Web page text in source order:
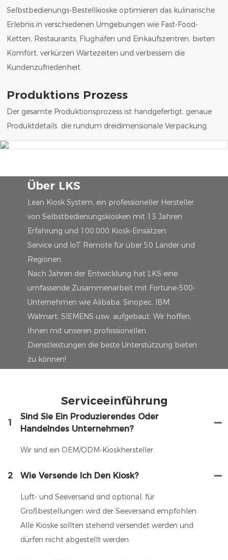
Selbstbedienungs-Bestellkioske optimieren das kulinarische
Erlebnis in verschiedenen Umgebungen wie Fast-Food-
Ketten, Restaurants, Flughäfen und Einkaufszentren, bieten
Komfort, verkürzen Wartezeiten und verbessern die
Kundenzufriedenheit.
Produktions Prozess
Der gesamte Produktionsprozess ist handgefertigt, genaue
Produktdetails die rundum dreidimensionale Verpackung.
Über LKS
Lean Kiosk System, ein professioneller Hersteller
von Selbstbedienungskiosken mit 13 Jahren
Erfahrung und 100.000 Kiosk-Einsätzen
Service und IoT Remote für über 50 Länder und
Regionen.
Nach Jahren der Entwicklung hat LKS eine
umfassende Zusammenarbeit mit Fortune-500-
Unternehmen wie Alibaba, Sinopec, IBM,
Walmart, SIEMENS usw. aufgebaut. Wir hoffen,
Ihnen mit unseren professionellen
Dienstleistungen die beste Unterstützung bieten
zu können!
Serviceeinführung
1
Sind Sie Ein Produzierendes Oder
Handelndes Unternehmen?
Wir sind ein OEM/ODM-Kioskhersteller.
2 Wie Versende Ich Den Kiosk?
Luft- und Seeversand sind optional, für
Großbestellungen wird der Seeversand empfohlen.
Alle Kioske sollten stehend versendet werden und
dürfen nicht abgestellt werden.